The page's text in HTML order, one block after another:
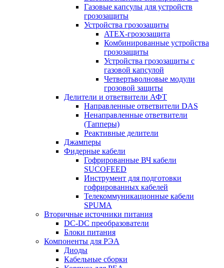
Газовые капсулы для устройств
грозозащиты
Устройства грозозащиты
ATEX-грозозащита
Комбинированные устройства
грозозащиты
Устройства грозозащиты с
газовой капсулой
Четвертьволновые модули
грозовой защиты
Делители и ответвители АФТ
Направленные ответвители DAS
Ненаправленные ответвители
(Тапперы)
Реактивные делители
Джамперы
Фидерные кабели
Гофрированные ВЧ кабели
SUCOFEED
Инструмент для подготовки
гофрированных кабелей
Телекоммуникационные кабели
SPUMA
Вторичные источники питания
DC-DC преобразователи
Блоки питания
Компоненты для РЭА
Диоды
Кабельные сборки